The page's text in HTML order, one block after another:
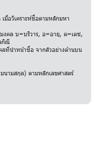
มื่อวิเคราะห์ชื่อตามหลักมหา
งคล บ=บริวาร, อ=อายุ, ด=เดช,
กิณี
ลที่นำหน้าชื่อ จากตัวอย่างด้านบน
มนามสกุล) ตามหลักเลขศาสตร์